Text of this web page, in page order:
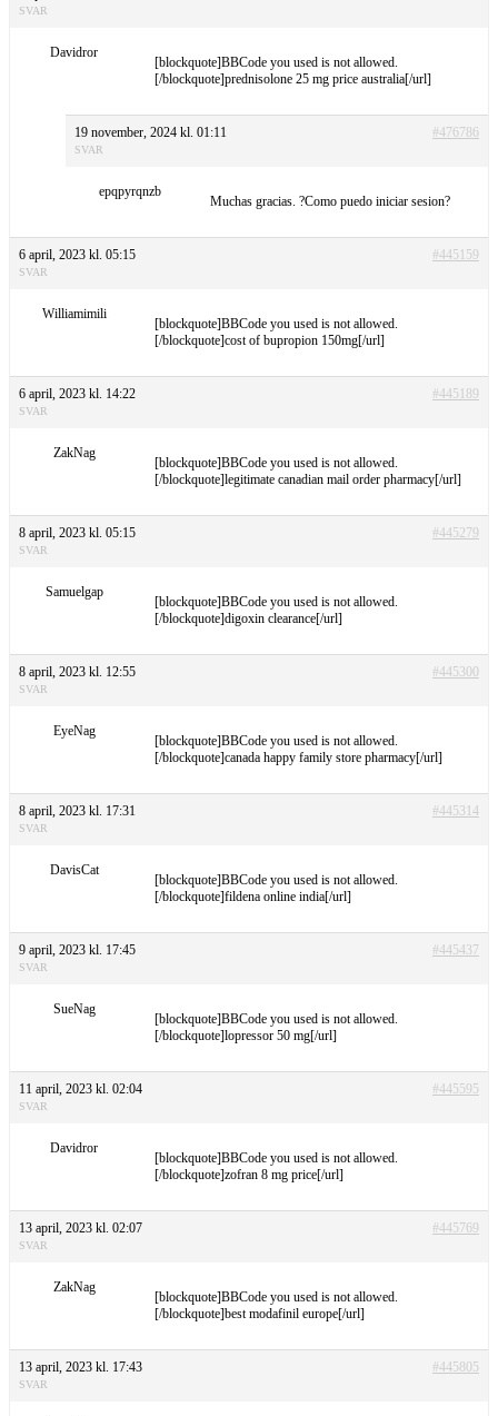
SVAR
Davidror
[blockquote]BBCode you used is not allowed.
[/blockquote]prednisolone 25 mg price australia[/url]
19 november, 2024 kl. 01:11 #476786
SVAR
epqpyrqnzb
Muchas gracias. ?Como puedo iniciar sesion?
6 april, 2023 kl. 05:15 #445159
SVAR
Williamimili
[blockquote]BBCode you used is not allowed.
[/blockquote]cost of bupropion 150mg[/url]
6 april, 2023 kl. 14:22 #445189
SVAR
ZakNag
[blockquote]BBCode you used is not allowed.
[/blockquote]legitimate canadian mail order pharmacy[/url]
8 april, 2023 kl. 05:15 #445279
SVAR
Samuelgap
[blockquote]BBCode you used is not allowed.
[/blockquote]digoxin clearance[/url]
8 april, 2023 kl. 12:55 #445300
SVAR
EyeNag
[blockquote]BBCode you used is not allowed.
[/blockquote]canada happy family store pharmacy[/url]
8 april, 2023 kl. 17:31 #445314
SVAR
DavisCat
[blockquote]BBCode you used is not allowed.
[/blockquote]fildena online india[/url]
9 april, 2023 kl. 17:45 #445437
SVAR
SueNag
[blockquote]BBCode you used is not allowed.
[/blockquote]lopressor 50 mg[/url]
11 april, 2023 kl. 02:04 #445595
SVAR
Davidror
[blockquote]BBCode you used is not allowed.
[/blockquote]zofran 8 mg price[/url]
13 april, 2023 kl. 02:07 #445769
SVAR
ZakNag
[blockquote]BBCode you used is not allowed.
[/blockquote]best modafinil europe[/url]
13 april, 2023 kl. 17:43 #445805
SVAR